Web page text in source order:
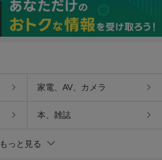
家電、AV、カメラ
本、雑誌
もっと見る